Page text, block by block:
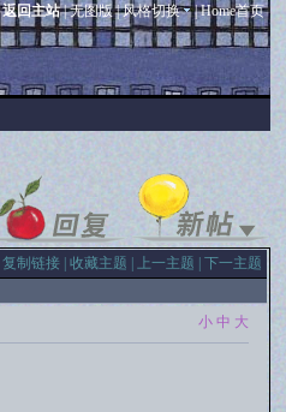
返回主站|无图版|风格切换 |Home首页
复制链接| 收藏主题 | 上一主题 | 下一主题
小 中 大